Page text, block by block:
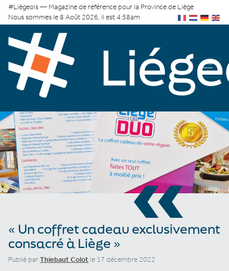
#Liégeois — Magazine de référence pour la Province de Liège
Nous sommes le 8 Août 2026, il est 4:58am
«
« Un coffret cadeau exclusivement
consacré à Liège »
Publié parThiebaut Colot le 17 décembre 2022